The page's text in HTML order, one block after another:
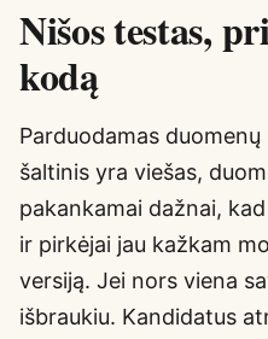
Nišos testas,
kodą
Parduodamas
šaltinis yra viešas,
pakankamai dažnai,
ir pirkėjai jau kažkam
versiją. Jei nors viena
išbraukiu. Kandidatus